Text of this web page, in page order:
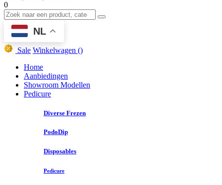
0
NL
Sale Winkelwagen ()
Home
Aanbiedingen
Showroom Modellen
Pedicure
Diverse Frezen
PodoDip
Disposables
Pedicure